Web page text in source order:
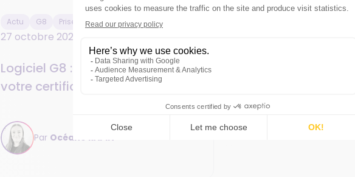
Actu G8 Prise en main logiciels
27 octobre 2025
Logiciel G8 : comment retrouver
votre certificat de mise en
Par Océane RAPIN